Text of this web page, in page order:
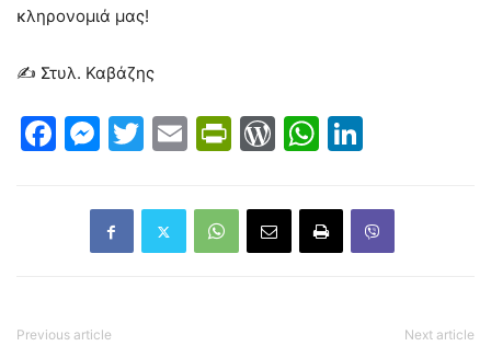
κληρονομιά μας!
✍ Στυλ. Καβάζης
Facebook
Messenger
Twitter
EmailPrintFriendly
WordPress
WhatsApp
Previous article Next article